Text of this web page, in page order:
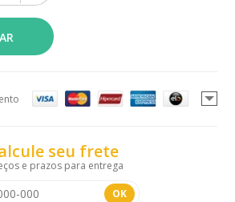
seu frete
e prazos para entrega
OK